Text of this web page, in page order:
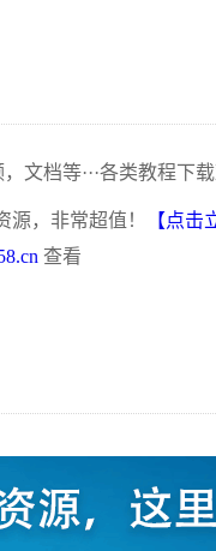
档等···各类教程下载
源，非常超值！
【点击
查看